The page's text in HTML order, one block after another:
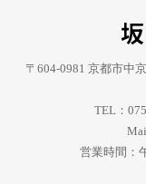
〒604-0981 京都市中
TEL：
営業時間：